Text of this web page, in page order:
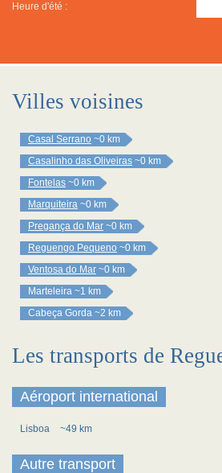
Heure d'été :
Villes voisines
Casal Serrano ~0 km
Casalinho das Oliveiras ~0 km
Fontelas ~0 km
Marquiteira ~0 km
Pregança do Mar ~0 km
Reguengo Pequeno ~0 km
Ventosa do Mar ~0 km
Marteleira ~1 km
Cabeça Gorda ~2 km
Les transports de
Aéroport international
Lisboa ~49 km
Autre transport